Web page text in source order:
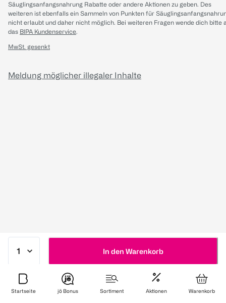
In den Warenkorb
Säuglingsanfangsnahrung Rabatte oder andere Aktionen zu geben. Des
weiteren ist ebenfalls ein Sammeln von Punkten für
nicht erlaubt und daher nicht möglich. Bei weiteren Fragen wende dich bitte
das BIPA Kundenservice.
MwSt. gesenkt
Meldung möglicher illegaler Inhalte
Startseite jö Bonus Sortiment Aktionen Warenkorb